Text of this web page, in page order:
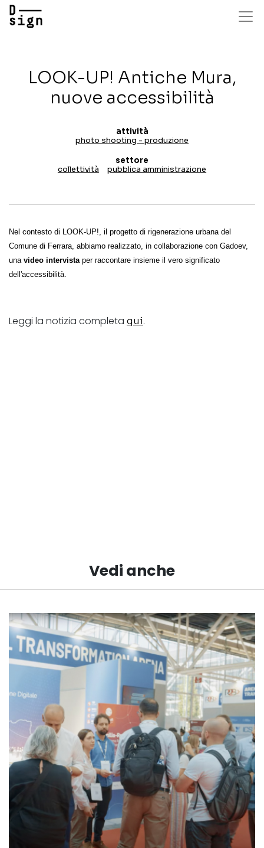
LOOK-UP! Antiche Mura,
nuove accessibilità
attività
photo shooting - produzione
settore
collettività
pubblica amministrazione
Nel contesto di LOOK-UP!, il progetto di rigenerazione urbana del
Comune di Ferrara, abbiamo realizzato, in collaborazione con Gadoev,
una video intervista per raccontare insieme il vero significato
dell'accessibilità.
Leggi la notizia completa qui.
Vedi anche